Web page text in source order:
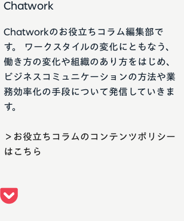
Chatwork
Chatworkのお役立ちコラム編集部で
す。 ワークスタイルの変化にともなう、
働き方の変化や組織のあり方をはじめ、
ビジネスコミュニケーションの方法や業
務効率化の手段について発信していきま
す。
＞お役立ちコラムのコンテンツポリシー
はこちら